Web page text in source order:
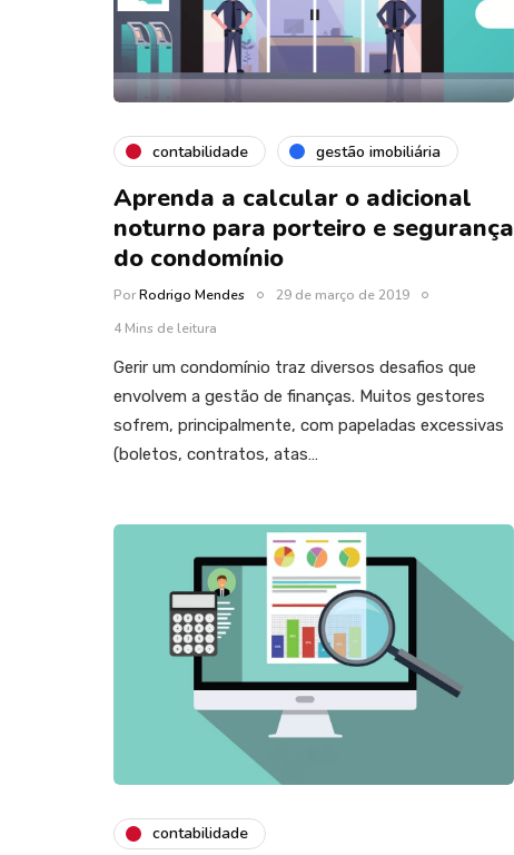
contabilidade gestão imobiliária
Aprenda a calcular o adicional
noturno para porteiro e segurança
do condomínio
PorRodrigo Mendes
29 de março de 2019
4 Mins de leitura
Gerir um condomínio traz diversos desafios que
envolvem a gestão de finanças. Muitos gestores
sofrem, principalmente, com papeladas excessivas
(boletos, contratos, atas…
contabilidade